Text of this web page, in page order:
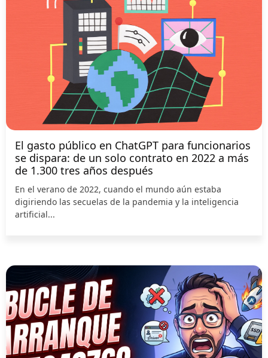
El gasto público en ChatGPT para funcionarios
se dispara: de un solo contrato en 2022 a más
de 1.300 tres años después
En el verano de 2022, cuando el mundo aún estaba
digiriendo las secuelas de la pandemia y la inteligencia
artificial...